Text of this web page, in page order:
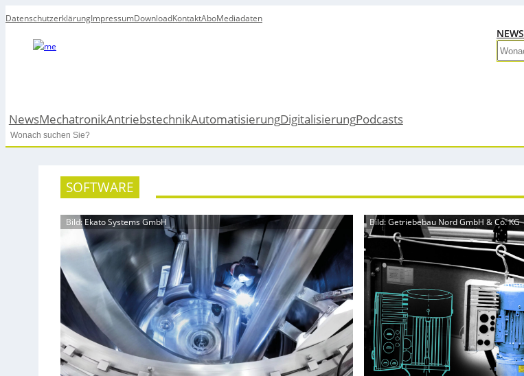
DatenschutzerklärungImpressumDownloadKontaktAboMediadaten
NEWS
Search
NewsMechatronikAntriebstechnikAutomatisierungDigitalisierungPodcasts
Search
SOFTWARE
Bild: Ekato Systems GmbH Bild: Getriebebau Nord GmbH & Co. KG